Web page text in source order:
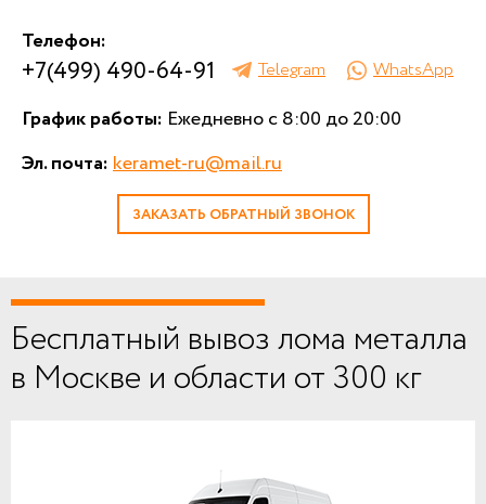
Телефон:
+7(499) 490-64-91 Telegram WhatsApp
График работы: Ежедневно с 8:00 до 20:00
Эл. почта:keramet-ru@mail.ru
ЗАКАЗАТЬ ОБРАТНЫЙ ЗВОНОК
Бесплатный вывоз лома металла
в Москве и области от 300 кг